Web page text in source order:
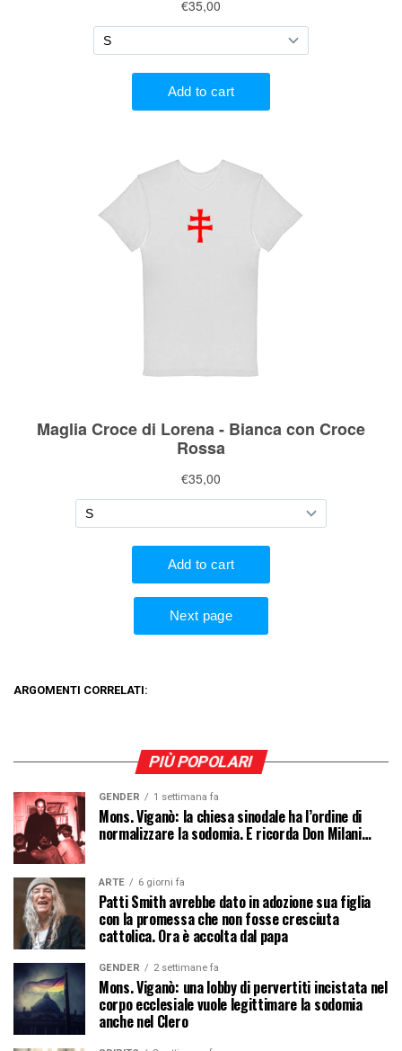
ARGOMENTI CORRELATI:
PIÙ POPOLARI
GENDER 1 settimana fa
Mons. Viganò: la chiesa sinodale ha l’ordine di
normalizzare la sodomia. E ricorda Don Milani…
ARTE 6 giorni fa
Patti Smith avrebbe dato in adozione sua figlia
con la promessa che non fosse cresciuta
cattolica. Ora è accolta dal papa
GENDER 2 settimane fa
Mons. Viganò: una lobby di pervertiti incistata nel
corpo ecclesiale vuole legittimare la sodomia
anche nel Clero